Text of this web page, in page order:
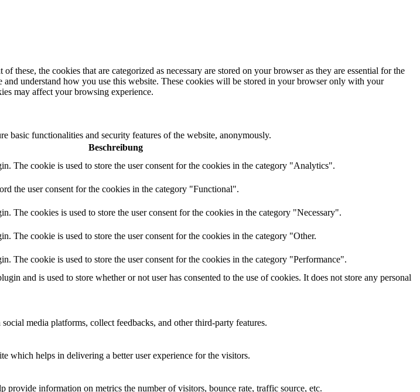
the cookies that are categorized as necessary are stored on your browser as they are essential for the
understand how you use this website. These cookies will be stored in your browser only with your
may affect your browsing experience.
basic functionalities and security features of the website, anonymously.
Beschreibung
The cookie is used to store the user consent for the cookies in the category "Analytics".
the user consent for the cookies in the category "Functional".
The cookies is used to store the user consent for the cookies in the category "Necessary".
The cookie is used to store the user consent for the cookies in the category "Other.
The cookie is used to store the user consent for the cookies in the category "Performance".
and is used to store whether or not user has consented to the use of cookies. It does not store any personal
media platforms, collect feedbacks, and other third-party features.
which helps in delivering a better user experience for the visitors.
information on metrics the number of visitors, bounce rate, traffic source, etc.